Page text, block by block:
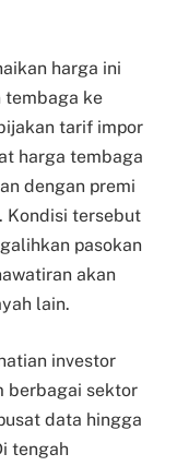
harga ini
tembaga ke
tarif impor
harga tembaga
dengan premi
Kondisi tersebut
pasokan
akan
lain.
investor
berbagai sektor
data hingga
tengah